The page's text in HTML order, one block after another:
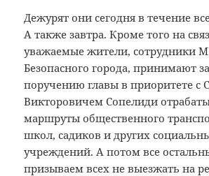
Дежурят они сегодня в течение
А также завтра. Кроме того на
уважаемые жители, сотрудники
Безопасного города, принимают
поручению главы в приоритете с
Викторовичем Сопелиди
маршруты общественного
школ, садиков и других
учреждений. А потом все
призываем всех не выезжать на